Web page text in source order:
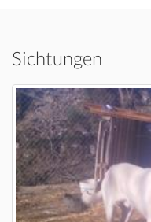
Sichtungen